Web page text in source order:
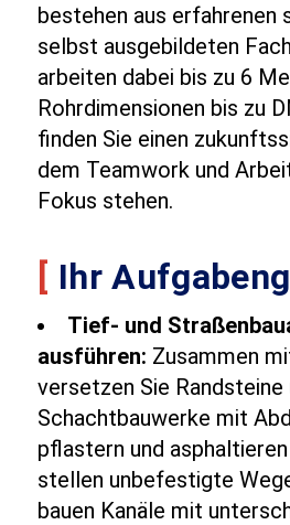
bestehen aus erfahrenen
selbst ausgebildeten
arbeiten dabei bis zu 6
Rohrdimensionen bis zu
finden Sie einen
dem Teamwork und
Fokus stehen.
[ Ihr
Tief- und
ausführen: Zusammen
versetzen Sie Randsteine
Schachtbauwerke mit
pflastern und
stellen unbefestigte
bauen Kanäle mit